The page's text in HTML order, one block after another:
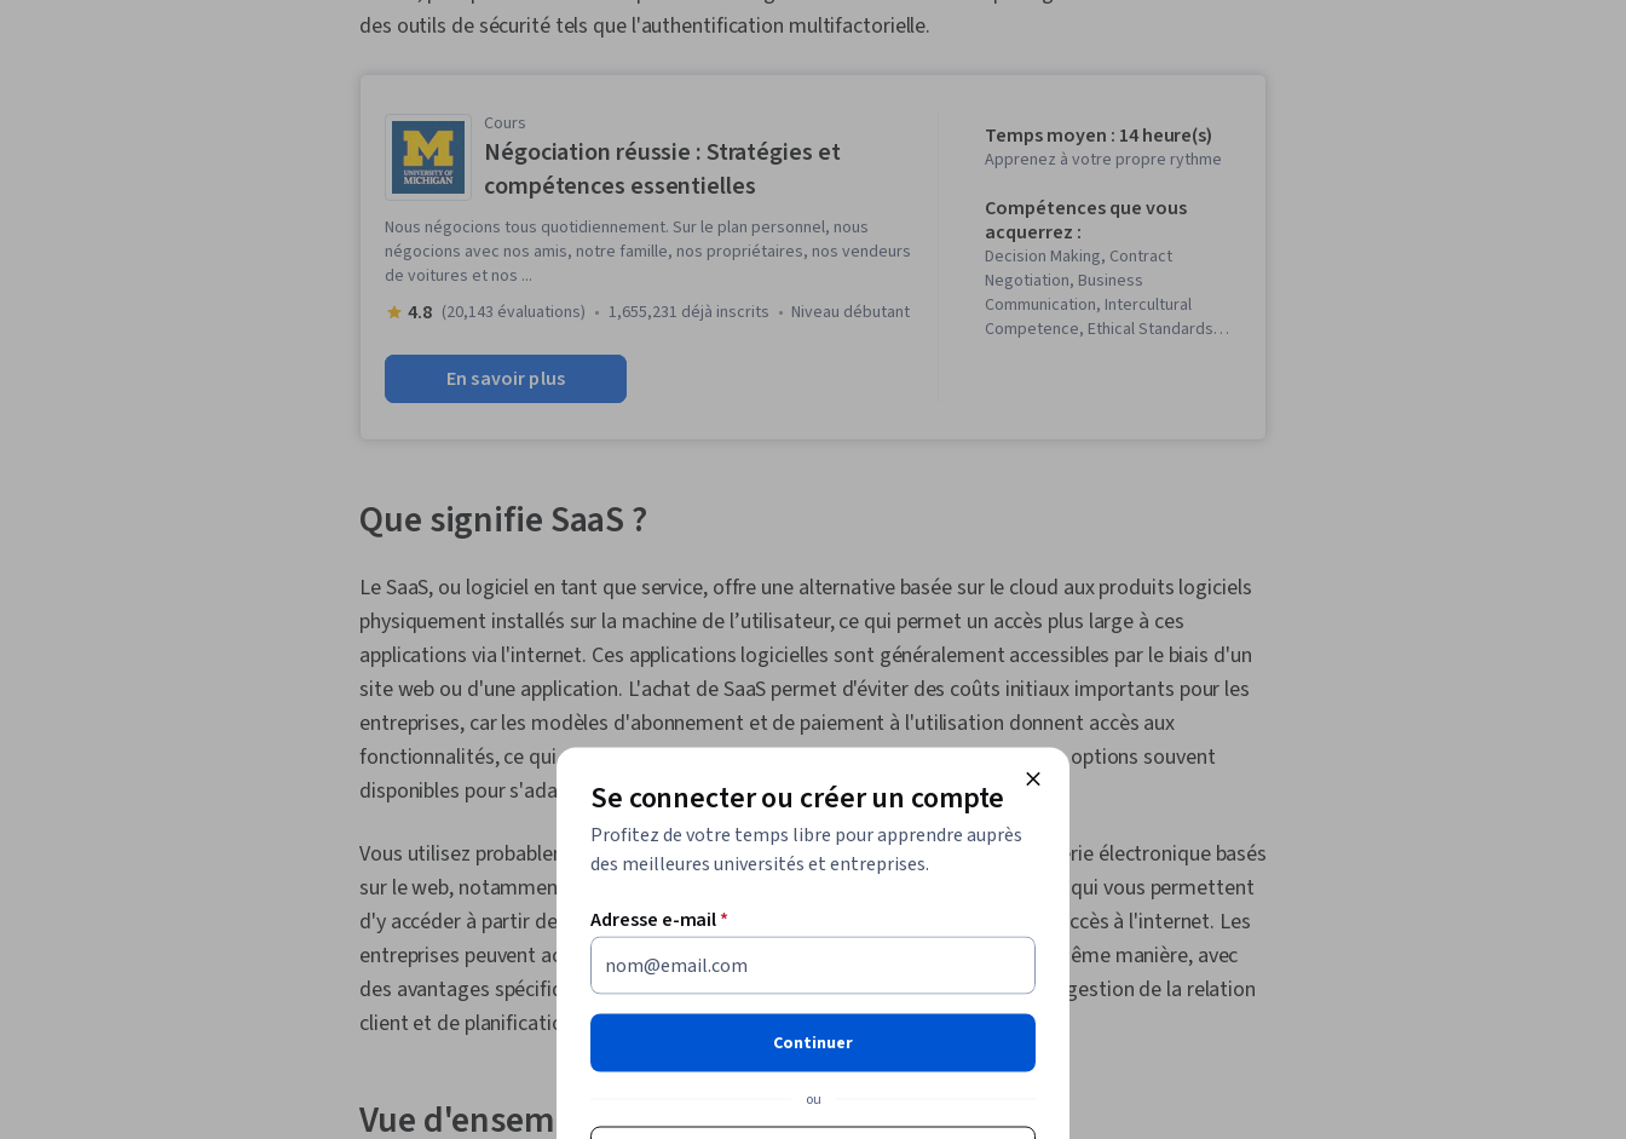
des outils de sécurité tels que l'authentification multifactorielle.
Cours
Négociation réussie : Stratégies et
compétences essentielles
Nous négocions tous quotidiennement. Sur le plan personnel, nous
négocions avec nos amis, notre famille, nos propriétaires, nos vendeurs
de voitures et nos ...
4.8 (20,143 évaluations) 1,655,231 déjà inscrits niveau débutant
En savoir plus
Temps moyen : 14 heure(s)
Apprenez à votre propre rythme
Compétences que vous
acquerrez :
Decision Making, Contract
Negotiation, Business
Communication, Intercultural
Competence, Ethical Standards
Que signifie SaaS ?
Le SaaS, ou logiciel en tant que service, offre une alternative basée sur le cloud aux produits logiciels
physiquement installés sur la machine de l’utilisateur, ce qui permet un accès plus large à ces
applications via l'internet. Ces applications logicielles sont généralement accessibles par le biais d'un
site web ou d'une application. L'achat de SaaS permet d'éviter des coûts initiaux importants pour les
entreprises, car les modèles d'abonnement et de paiement à l'utilisation donnent accès aux
fonctionnalités, ce qui permet de payer pour ce dont on a besoin, avec plusieurs options souvent
disponibles pour s'adapter au budget et à la taille de l'entreprise.
Vous utilisez probablement déjà des applications SaaS. Les services de messagerie électronique basés
sur le web, notamment Gmail et Microsoft Outlook, sont des exemples de SaaS qui vous permettent
d'y accéder à partir de n'importe quel appareil dès lors que vous disposez d'un accès à l'internet. Les
entreprises peuvent acheter des applications et des services accessibles de la même manière, avec
des avantages spécifiques en fonction de leurs besoins, comme les logiciels de gestion de la relation
client et de planification des ressources de l'entreprise.
Vue d'ensemble du secteur SaaS
Se connecter ou créer un compte
Profitez de votre temps libre pour apprendre auprès
des meilleures universités et entreprises.
Adresse e-mail*
Continuer
ou